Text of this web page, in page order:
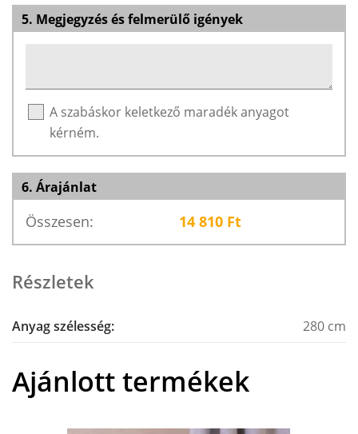
5. Megjegyzés és felmerülő igények
A szabáskor keletkező maradék anyagot
kérném.
6. Árajánlat
Összesen: 14 810 Ft
Részletek
Anyag szélesség: 280 cm
Ajánlott termékek